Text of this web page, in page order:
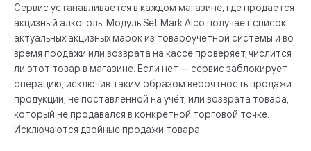
Сервис устанавливается в каждом магазине, где продается
акцизный алкоголь. Модуль Set Mark:Alco получает список
актуальных акцизных марок из товароучетной системы и во
время продажи или возврата на кассе проверяет, числится
ли этот товар в магазине. Если нет — сервис заблокирует
операцию, исключив таким образом вероятность продажи
продукции, не поставленной на учёт, или возврата товара,
который не продавался в конкретной торговой точке.
Исключаются двойные продажи товара.